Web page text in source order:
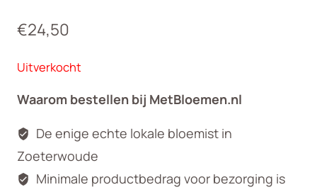
€24,50
Uitverkocht
Waarom bestellen bij MetBloemen.nl
De enige echte lokale bloemist in
Zoeterwoude
Minimale productbedrag voor bezorging is